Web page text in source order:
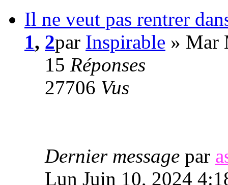
Il ne veut pas rentrer
1, 2par Inspirable » Mar
15 Réponses
27706 Vus
Dernier message par
Lun Juin 10, 2024